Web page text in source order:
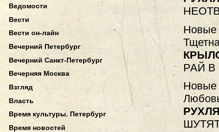
Новые
РАЙ
Новые
Ведомости
Вести
Вести он-лайн
Вечерний Петербург
Вечерний Санкт-Петербург
Вечерняя Москва
Взгляд
Власть
Время культуры. Петербург
Время новостей